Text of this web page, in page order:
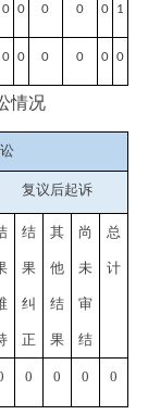
0 0 0 0 0 1
0 0 0 0 0 0
情况
复议后起诉
结
果
纠
正
其
他
结
果
尚
未
审
结
总
计
0 0 0 0